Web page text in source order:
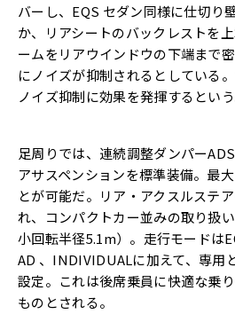
バーし、EQS セダン同様に仕切り
か、リアシートのバックレストを
ームをリアウインドウの下端まで
にノイズが抑制されるとしている
ノイズ抑制に効果を発揮するという
足周りでは、連続調整ダンパー
アサスペンションを標準装備。最
とが可能だ。リア・アクスルステ
れ、コンパクトカー並みの取り扱
小回転半径5.1m）。走行モードは
AD 、INDIVIDUALに加えて、専用
設定。これは後席乗員に快適な乗
ものとされる。